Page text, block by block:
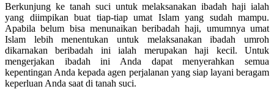
Berkunjung ke tanah suci untuk melaksanakan ibadah haji ialah
yang diimpikan buat tiap-tiap umat Islam yang sudah mampu.
Apabila belum bisa menunaikan beribadah haji, umumnya umat
Islam lebih menentukan untuk melaksanakan ibadah umroh
dikarnakan beribadah ini ialah merupakan haji kecil. Untuk
mengerjakan ibadah ini Anda dapat menyerahkan semua
kepentingan Anda kepada agen perjalanan yang siap layani beragam
keperluan Anda saat di tanah suci.